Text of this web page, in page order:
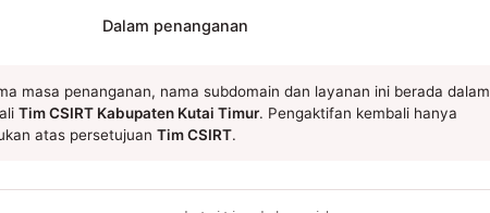
Dalam penanganan
masa penanganan, nama subdomain dan layanan ini berada dalam
Tim CSIRT Kabupaten Kutai Timur. Pengaktifan kembali hanya
atas persetujuan Tim CSIRT.